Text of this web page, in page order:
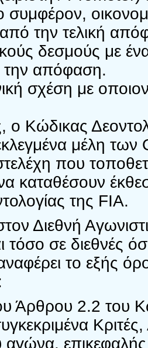
συμφέρον,
την τελική
δεσμούς με
απόφαση.
σχέση με
ο Κώδικας
μέλη
που
καταθέσουν
της FIA.
Διεθνή
τόσο σε διεθνές
το εξής
Άρθρου 2.2 του
αγώνα,